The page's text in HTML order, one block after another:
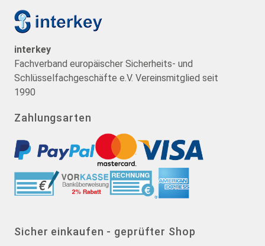
interkey
Fachverband europäischer Sicherheits- und
Schlüsselfachgeschäfte e.V. Vereinsmitglied seit
1990
Zahlungsarten
Sicher einkaufen - geprüfter Shop